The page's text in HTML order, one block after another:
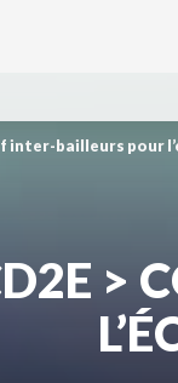
inter-bailleurs pour
>